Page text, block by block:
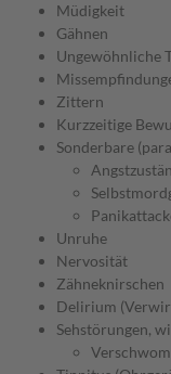
Müdigkeit
Gähnen
Ungewöhnliche
Zittern
Kurzzeitige
Sonderbare
Unruhe
Nervosität
Zähneknirschen
Delirium
Sehstörungen,